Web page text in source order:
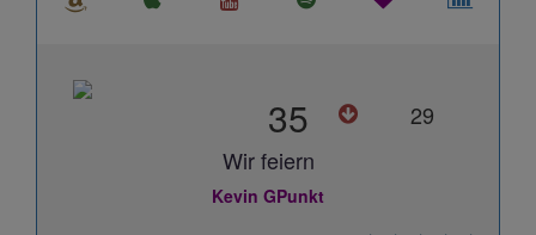
35
29
Wir feiern
Kevin GPunkt